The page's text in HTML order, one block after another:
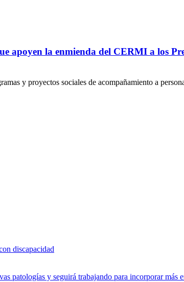
apoyen la enmienda del CERMI a los
y proyectos sociales de acompañamiento a
discapacidad
patologías y seguirá trabajando para incorporar más